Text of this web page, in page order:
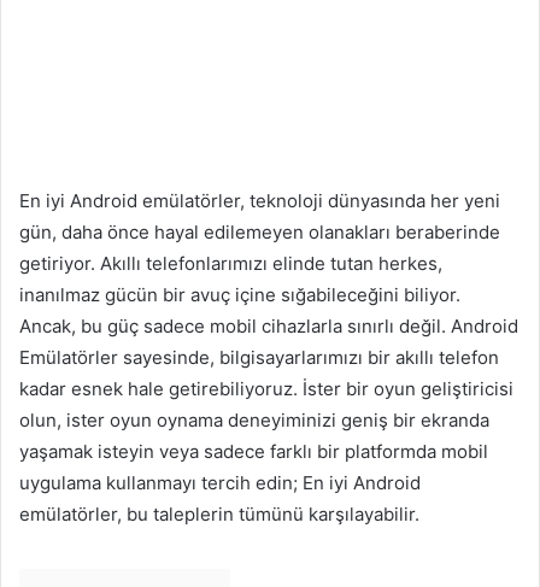
En iyi Android emülatörler, teknoloji dünyasında her yeni
gün, daha önce hayal edilemeyen olanakları beraberinde
getiriyor. Akıllı telefonlarımızı elinde tutan herkes,
inanılmaz gücün bir avuç içine sığabileceğini biliyor.
Ancak, bu güç sadece mobil cihazlarla sınırlı değil. Android
Emülatörler sayesinde, bilgisayarlarımızı bir akıllı telefon
kadar esnek hale getirebiliyoruz. İster bir oyun geliştiricisi
olun, ister oyun oynama deneyiminizi geniş bir ekranda
yaşamak isteyin veya sadece farklı bir platformda mobil
uygulama kullanmayı tercih edin; En iyi Android
emülatörler, bu taleplerin tümünü karşılayabilir.